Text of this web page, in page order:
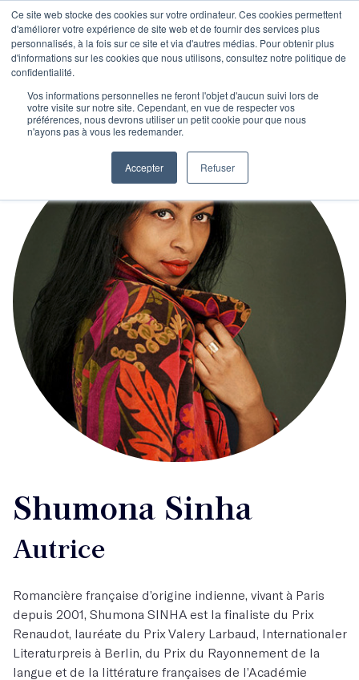
Ce site web stocke des cookies sur votre ordinateur. Ces cookies permettent
d'améliorer votre expérience de site web et de fournir des services plus
personnalisés, à la fois sur ce site et via d'autres médias. Pour obtenir plus
d'informations sur les cookies que nous utilisons, consultez notre politique de
confidentialité.
Vos informations personnelles ne feront l'objet d'aucun suivi lors de
votre visite sur notre site. Cependant, en vue de respecter vos
préférences, nous devrons utiliser un petit cookie pour que nous
n'ayons pas à vous les redemander.
Accepter Refuser
Shumona Sinha
Autrice
Romancière française d’origine indienne, vivant à Paris
depuis 2001, Shumona SINHA est la finaliste du Prix
Renaudot, lauréate du Prix Valery Larbaud, Internationaler
Literaturpreis à Berlin, du Prix du Rayonnement de la
langue et de la littérature françaises de l’Académie